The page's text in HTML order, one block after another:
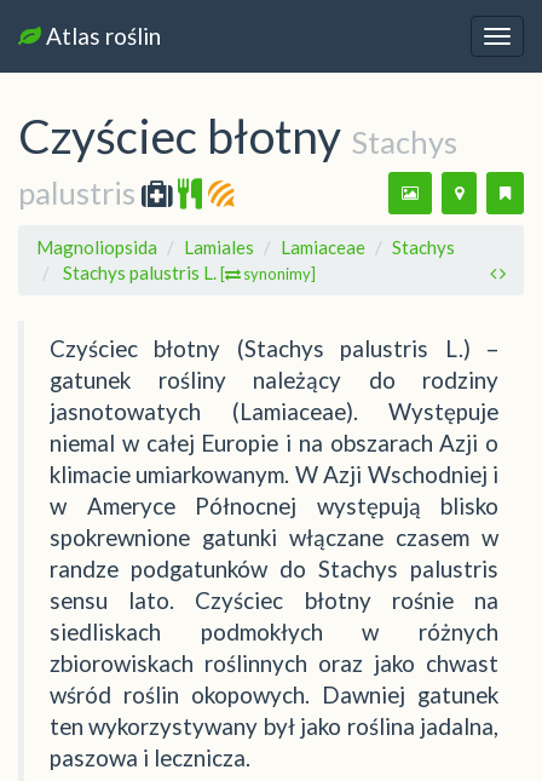
Atlas roślin
Czyściec błotny Stachys
palustris
Magnoliopsida Lamiales Lamiaceae
Stachys
Stachys palustris L. [ synonimy]
Czyściec błotny (Stachys palustris L.) –
gatunek rośliny należący do rodziny
jasnotowatych (Lamiaceae). Występuje
niemal w całej Europie i na obszarach Azji o
klimacie umiarkowanym. W Azji Wschodniej i
w Ameryce Północnej występują blisko
spokrewnione gatunki włączane czasem w
randze podgatunków do Stachys palustris
sensu lato. Czyściec błotny rośnie na
siedliskach podmokłych w różnych
zbiorowiskach roślinnych oraz jako chwast
wśród roślin okopowych. Dawniej gatunek
ten wykorzystywany był jako roślina jadalna,
paszowa i lecznicza.